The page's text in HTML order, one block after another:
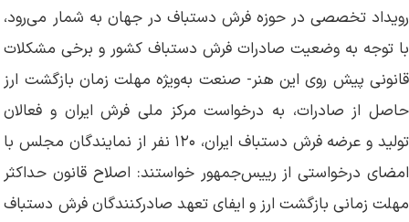
رویداد تخصصی در حوزه فرش دستباف در جهان به شمار می‌رود،
با توجه به وضعیت صادرات فرش دستباف کشور و برخی مشکلات
قانونی پیش روی این هنر- صنعت به‌ویژه مهلت زمان بازگشت ارز
حاصل از صادرات، به درخواست مرکز ملی فرش ایران و فعالان
تولید و عرضه فرش دستباف ایران، ۱۲۰ نفر از نمایندگان‌ مجلس با
امضای درخواستی از رییس‌جمهور خواستند: اصلاح قانون حداکثر
مهلت زمانی بازگشت ارز و ایفای تعهد صادرکنندگان فرش دستباف